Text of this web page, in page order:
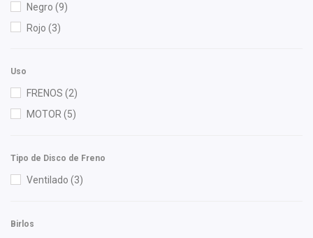
NGK (2)
Polar(2)
Recal(2)
Shift It(7)
SYD
Negro (9)
Rojo (3)
Uso
FRENOS (2)
MOTOR(5)
Tipo de Disco de Freno
Ventilado (3)
Birlos